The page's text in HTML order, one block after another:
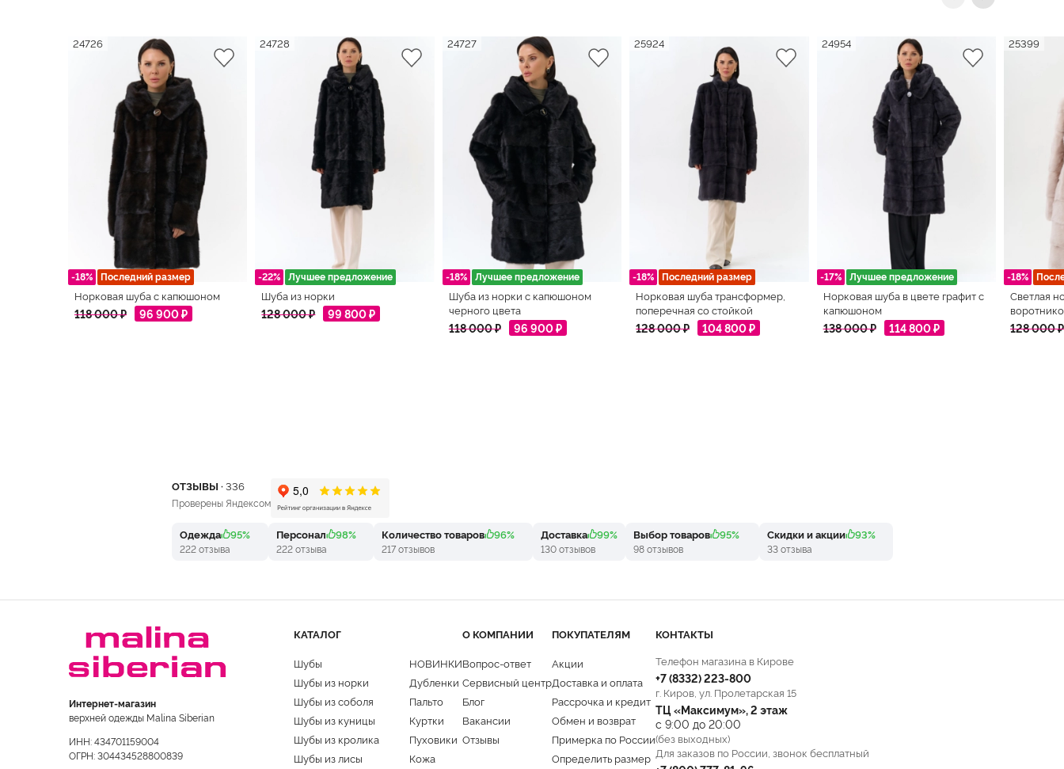
-18% Последний размер
24726
Норковая шуба с капюшоном
118 000 ₽ 96 900 ₽
-22% Лучшее предложение
24728
Шуба из норки
128 000 ₽ 99 800 ₽
-18% Лучшее предложение
24727
Шуба из норки с капюшоном
черного цвета
118 000 ₽ 96 900 ₽
-18% Последний размер
25924
Норковая шуба трансформер,
поперечная со стойкой
128 000 ₽ 104 800 ₽
-17% Лучшее предложение
24954
Норковая шуба в цвете графит с
капюшоном
138 000 ₽ 114 800 ₽
-18%
25399
Светлая
128 000 ₽
ОТЗЫВЫ ·336
Проверены Яндексом
Одежда 95%
222 отзыва
Персонал 98%
222 отзыва
Количество товаров 96%
217 отзывов
Доставка 99%
130 отзывов
Выбор товаров 95%
98 отзывов
Скидки и акции 93%
33 отзыва
Интернет-магазин
верхней одежды Malina Siberian
ИНН: 434701159004
ОГРН: 304434528800839
КАТАЛОГ
Шубы
Шубы из норки
Шубы из соболя
Шубы из куницы
Шубы из кролика
Шубы из лисы
НОВИНКИ
Дубленки
Пальто
Куртки
Пуховики
Кожа
О КОМПАНИИ
Вопрос-ответ
Сервисный центр
Блог
Вакансии
Отзывы
ПОКУПАТЕЛЯМ
Акции
Доставка и оплата
Рассрочка и кредит
Обмен и возврат
Примерка по России
Определить размер
КОНТАКТЫ
Телефон магазина в Кирове
+7 (8332)223-800
г. Киров, ул. Пролетарская 15
ТЦ «Максимум», 2 этаж
с 9:00 до 20:00
(без выходных)
Для заказов по России, звонок бесплатный